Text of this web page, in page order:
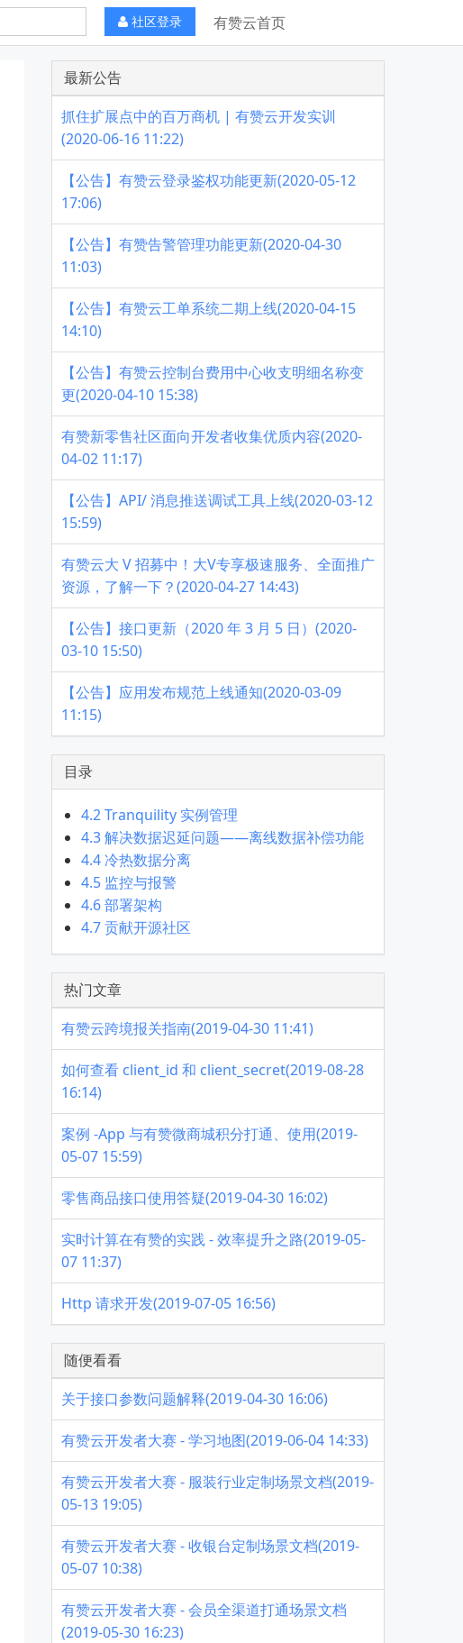
有赞云首页
社区登录
最新公告
抓住扩展点中的百万商机 | 有赞云开发实训
(2020-06-16 11:22)
【公告】有赞云登录鉴权功能更新(2020-05-12
17:06)
【公告】有赞告警管理功能更新(2020-04-30
11:03)
【公告】有赞云工单系统二期上线(2020-04-15
14:10)
【公告】有赞云控制台费用中心收支明细名称变
更(2020-04-10 15:38)
有赞新零售社区面向开发者收集优质内容(2020-
04-02 11:17)
【公告】API/ 消息推送调试工具上线(2020-03-12
15:59)
有赞云大 V 招募中！大V专享极速服务、全面推广
资源，了解一下？(2020-04-27 14:43)
【公告】接口更新（2020 年 3 月 5 日）(2020-
03-10 15:50)
【公告】应用发布规范上线通知(2020-03-09
11:15)
目录
4.2 Tranquility 实例管理
4.3 解决数据迟延问题——离线数据补偿功能
4.4 冷热数据分离
4.5 监控与报警
4.6 部署架构
4.7 贡献开源社区
热门文章
有赞云跨境报关指南(2019-04-30 11:41)
如何查看 client_id 和 client_secret(2019-08-28
16:14)
案例 -App 与有赞微商城积分打通、使用(2019-
05-07 15:59)
零售商品接口使用答疑(2019-04-30 16:02)
实时计算在有赞的实践 - 效率提升之路(2019-05-
07 11:37)
Http 请求开发(2019-07-05 16:56)
随便看看
关于接口参数问题解释(2019-04-30 16:06)
有赞云开发者大赛 - 学习地图(2019-06-04 14:33)
有赞云开发者大赛 - 服装行业定制场景文档(2019-
05-13 19:05)
有赞云开发者大赛 - 收银台定制场景文档(2019-
05-07 10:38)
有赞云开发者大赛 - 会员全渠道打通场景文档
(2019-05-30 16:23)